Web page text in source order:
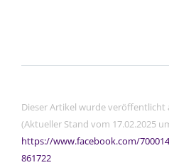
Dieser Artikel wurde veröffentlicht
(Aktueller Stand vom 17.02.2025
https://www.facebook.com/
861722